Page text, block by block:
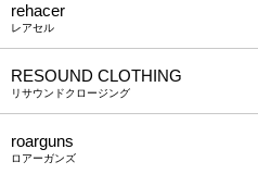
rehacer
レアセル
RESOUND CLOTHING
リサウンドクロージング
roarguns
ロアーガンズ